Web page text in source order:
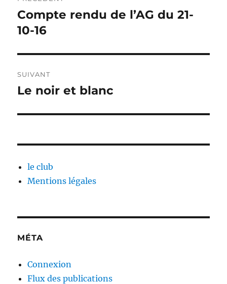
de
l’article
Publication
précédente :
Compte rendu de l’AG du 21-
10-16
SUIVANT
Publication
Le noir et blanc
le club
Mentions légales
MÉTA
Connexion
Flux des publications